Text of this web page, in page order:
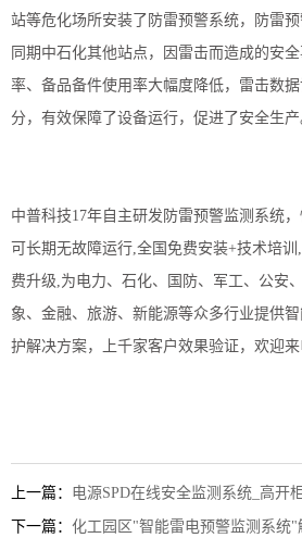
站等危化场所安装了 防雷预警系统， 防雷
同期中石化其他站点，因雷击而造成的安
率、备品备件使用率大幅度降低，雷击数
分，有效保障了设备运行，促进了安全生产
中普科技17年自主研发 防雷预警监测系统
可长期无故障运行,全国免费安装+技术培
费升级,为电力、石化、国防、军工、公安
象、金融、旅游、新能源等众多行业提供
护解决方案，上千家客户效果验证，欢迎来
上一篇： 电源SPD在线安全监测系统_高开柜
下一篇： 化工园区"智能雷电预警监测系统"解